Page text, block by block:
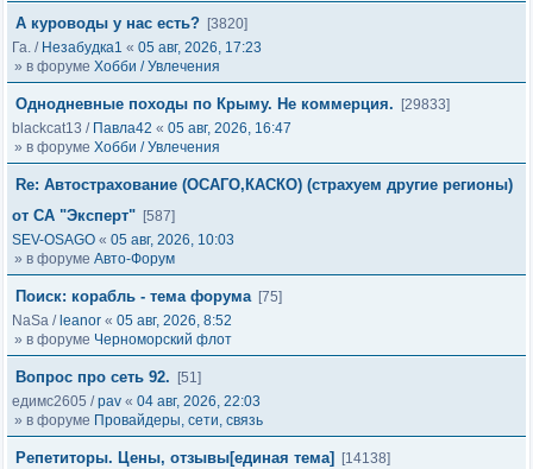
А куроводы у нас есть? [3820]
Га. / Незабудка1 « 05 авг, 2026, 17:23
» в форуме Хобби / Увлечения
Однодневные походы по Крыму. Не коммерция.
[29833]
blackcat13 / Павла42 « 05 авг, 2026, 16:47
» в форуме Хобби / Увлечения
Re: Автострахование (ОСАГО,КАСКО) (страхуем другие регионы)
от СА "Эксперт" [587]
SEV-OSAGO « 05 авг, 2026, 10:03
» в форуме Авто-Форум
Поиск: корабль - тема форума [75]
NaSa / leanor « 05 авг, 2026, 8:52
» в форуме Черноморский флот
Вопрос про сеть 92.
[51]
едимс2605 /pav « 04 авг, 2026, 22:03
» в форуме Провайдеры, сети, связь
Репетиторы. Цены, отзывы[единая тема]
[14138]